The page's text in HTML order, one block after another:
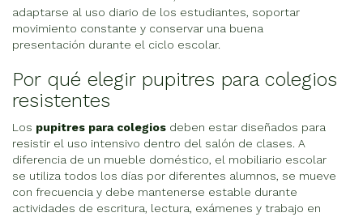
adaptarse al uso diario de los estudiantes, soportar
movimiento constante y conservar una buena
presentación durante el ciclo escolar.
Por qué elegir pupitres para colegios
resistentes
Los pupitres para colegios deben estar diseñados para
resistir el uso intensivo dentro del salón de clases. A
diferencia de un mueble doméstico, el mobiliario escolar
se utiliza todos los días por diferentes alumnos, se mueve
con frecuencia y debe mantenerse estable durante
actividades de escritura, lectura, exámenes y trabajo en